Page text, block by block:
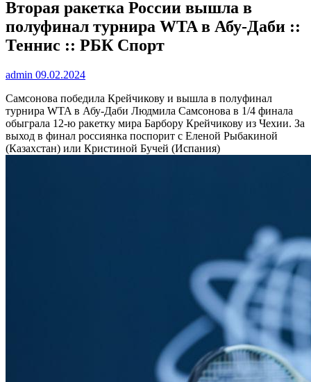
Вторая ракетка России вышла в
полуфинал турнира WTA в Абу-Даби ::
Теннис :: РБК Спорт
admin 09.02.2024
Самсонова победила Крейчикову и вышла в полуфинал
турнира WTA в Абу-Даби Людмила Самсонова в 1/4 финала
обыграла 12-ю ракетку мира Барбору Крейчикову из Чехии. За
выход в финал россиянка поспорит с Еленой Рыбакиной
(Казахстан) или Кристиной Бучей (Испания)